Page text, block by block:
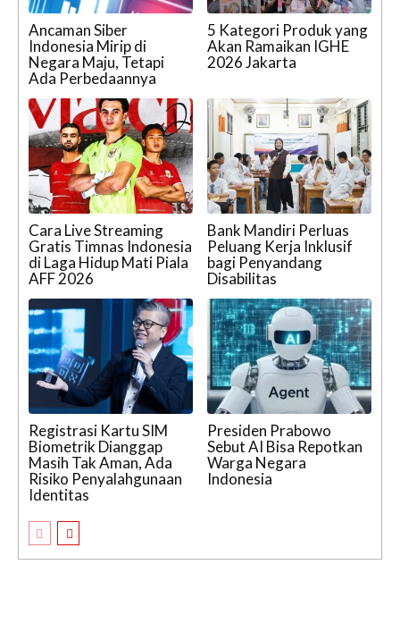
Ancaman Siber
Indonesia Mirip di
Negara Maju, Tetapi
Ada Perbedaannya
5 Kategori Produk yang
Akan Ramaikan IGHE
2026 Jakarta
Cara Live Streaming
Gratis Timnas Indonesia
di Laga Hidup Mati Piala
AFF 2026
Bank Mandiri Perluas
Peluang Kerja Inklusif
bagi Penyandang
Disabilitas
Registrasi Kartu SIM
Biometrik Dianggap
Masih Tak Aman, Ada
Risiko Penyalahgunaan
Identitas
Presiden Prabowo
Sebut AI Bisa Repotkan
Warga Negara
Indonesia